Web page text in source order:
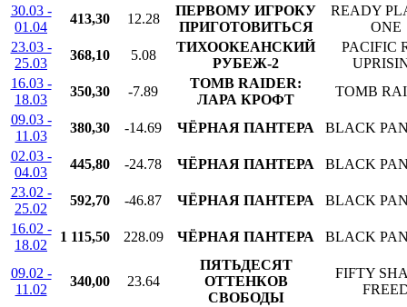
30.03 -
01.04
413,30 12.28
ПЕРВОМУ ИГРОКУ
ПРИГОТОВИТЬСЯ
READY
ONE
23.03 -
25.03
368,10 5.08
ТИХООКЕАНСКИЙ
РУБЕЖ-2
PACIFIC
16.03 -
18.03
350,30 -7.89
TOMB RAIDER:
ЛАРА КРОФТ
TOMB
09.03 -
11.03
380,30 -14.69 ЧЁРНАЯ ПАНТЕРА
BLACK
02.03 -
04.03
445,80 -24.78 ЧЁРНАЯ ПАНТЕРА
BLACK
23.02 -
25.02
592,70 -46.87 ЧЁРНАЯ ПАНТЕРА
BLACK
16.02 -
18.02
1 115,50 228.09 ЧЁРНАЯ ПАНТЕРА BLACK
09.02 -
11.02
340,00 23.64
ПЯТЬДЕСЯТ
ОТТЕНКОВ
СВОБОДЫ
FIFTY